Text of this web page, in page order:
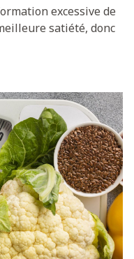
excessive de
satiété, donc